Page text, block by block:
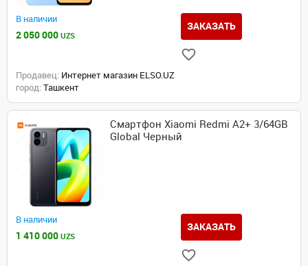
В наличии
2 050 000 UZS
ЗАКАЗАТЬ
Продавец: Интернет магазин ELSO.UZ
город: Ташкент
Смартфон Xiaomi Redmi A2+ 3/64GB
Global Черный
В наличии
1 410 000 UZS
ЗАКАЗАТЬ